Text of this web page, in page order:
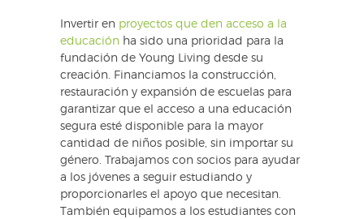
Invertir en proyectos que den acceso a la
educación ha sido una prioridad para la
fundación de Young Living desde su
creación. Financiamos la construcción,
restauración y expansión de escuelas para
garantizar que el acceso a una educación
segura esté disponible para la mayor
cantidad de niños posible, sin importar su
género. Trabajamos con socios para ayudar
a los jóvenes a seguir estudiando y
proporcionarles el apoyo que necesitan.
También equipamos a los estudiantes con